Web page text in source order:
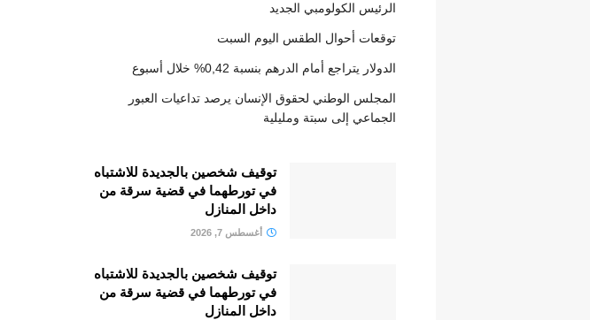
الرئيس الكولومبي الجديد
توقعات أحوال الطقس اليوم السبت
الدولار يتراجع أمام الدرهم بنسبة 0,42% خلال أسبوع
المجلس الوطني لحقوق الإنسان يرصد تداعيات العبور
الجماعي إلى سبتة ومليلية
توقيف شخصين بالجديدة للاشتباه
في تورطهما في قضية سرقة من
داخل المنازل
أغسطس 7, 2026
توقيف شخصين بالجديدة للاشتباه
في تورطهما في قضية سرقة من
داخل المنازل